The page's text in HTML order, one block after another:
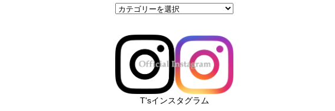
T'sインスタグラム